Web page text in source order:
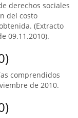
derechos sociales
del costo
(Extracto
09.11.2010).
comprendidos
de 2010.